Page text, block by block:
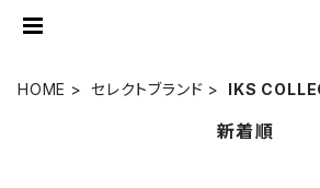
HOME セレクトブランド IKS
新着順